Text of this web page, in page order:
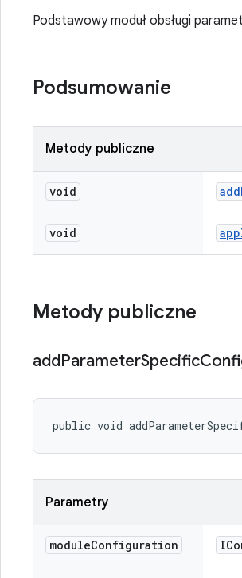
Podstawowy moduł obsługi
Podsumowanie
Metody publiczne
void add
void
Metody publiczne
addParameterSpecific
public void
Parametry
moduleConfiguration